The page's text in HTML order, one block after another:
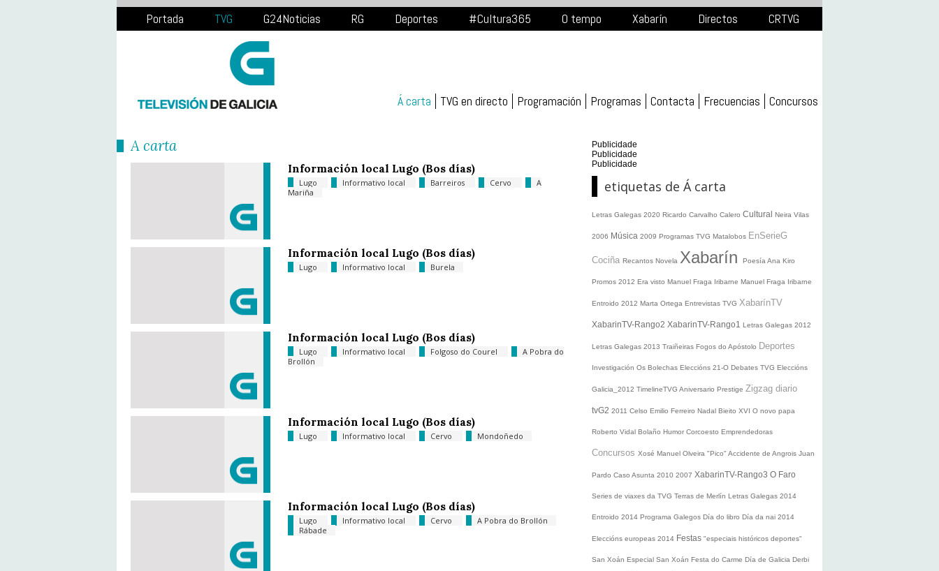
Portada TVG G24Noticias RG Deportes #Cultura365 O tempo Xabarín Directos CRTVG
Á carta TVG en directo Programación Programas Contacta Frecuencias Concursos
Á carta
Información local Lugo (Bos días)
Lugo Informativo local Barreiros Cervo
A
Mariña
Información local Lugo (Bos días)
Lugo Informativo local Burela
Información local Lugo (Bos días)
Lugo Informativo local Folgoso do Courel
A Pobra do
Brollón
Información local Lugo (Bos días)
Lugo Informativo local Cervo Mondoñedo
Información local Lugo (Bos días)
Lugo Informativo local Cervo
A Pobra do Brollón
Rábade
Publicidade
Publicidade
Publicidade
etiquetas de Á carta
Letras Galegas 2020 Ricardo Carvalho Calero Cultural Neira Vilas
2006 Música 2009 Programas TVG Matalobos EnSerieG
Cociña Recantos Novela Xabarín Poesía Ana Kiro
Promos 2012 Era visto Manuel Fraga Iribarne Manuel Fraga Iribarne
Entroido 2012 Marta Ortega Entrevistas TVG XabarínTV
XabarinTV-Rango2 XabarinTV-Rango1 Letras Galegas 2012
Letras Galegas 2013 Traiñeiras Fogos do Apóstolo Deportes
Investigación Os Bolechas Eleccións 21-O Debates TVG Eleccións
Galicia_2012 TimelineTVG Aniversario Prestige Zigzag diario
tvG2 2011 Celso Emilio Ferreiro Nadal Bieito XVI O novo papa
Roberto Vidal Bolaño Humor Corcoesto Emprendedoras
Concursos Xosé Manuel Olveira "Pico" Accidente de Angrois Juan
Pardo Caso Asunta 2010 2007 XabarinTV-Rango3 O Faro
Series de viaxes da TVG Terras de Merlín Letras Galegas 2014
Entroido 2014 Programa Galegos Día do libro Día da nai 2014
Eleccións europeas 2014 Festas "especiais históricos deportes"
San Xoán Especial San Xoán Festa do Carme Día de Galicia Derbi